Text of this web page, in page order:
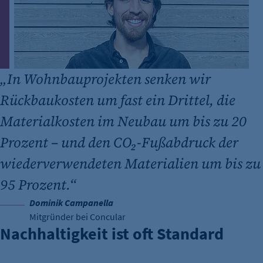
„In Wohnbauprojekten senken wir
Rückbaukosten um fast ein Drittel, die
Materialkosten im Neubau um bis zu 20
Prozent – und den CO₂-Fußabdruck der
wiederverwendeten Materialien um bis zu
95 Prozent.“
Dominik Campanella
Mitgründer bei Concular
Nachhaltigkeit ist oft Standard